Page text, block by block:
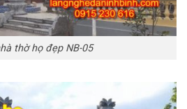
thờ họ đẹp NB-05